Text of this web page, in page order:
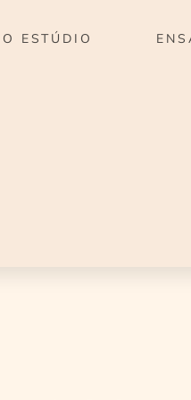
O ESTÚDIO